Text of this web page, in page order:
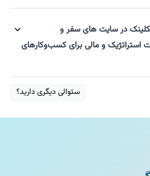
در سایت های سفر و
و مالی برای کسب‌وکارهای
سئوالی دیگری دارید؟